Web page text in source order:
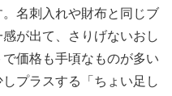
名刺入れや財布と同じブ
が出て、さりげないおし
価格も手頃なものが多い
プラスする「ちょい足し